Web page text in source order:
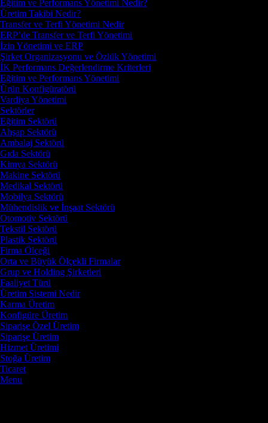
Eğitim ve Performans Yönetimi Nedir?
Üretim Takibi Nedir?
Transfer ve Terfi Yönetimi Nedir
ERP’de Transfer ve Terfi Yönetimi
İzin Yönetimi ve ERP
Şirket Organizasyonu ve Özlük Yönetimi
İK Performans Değerlendirme Kriterleri
Eğitim ve Performans Yönetimi
Ürün Konfigüratörü
Vardiya Yönetimi
Sektörler
Eğitim Sektörü
Ahşap Sektörü
Ambalaj Sektörü
Gıda Sektörü
Kimya Sektörü
Makine Sektörü
Medikal Sektörü
Mobilya Sektörü
Mühendislik ve İnşaat Sektörü
Otomotiv Sektörü
Tekstil Sektörü
Plastik Sektörü
Firma Ölçeği
Orta ve Büyük Ölçekli Firmalar
Grup ve Holding Şirketleri
Faaliyet Türü
Üretim Sistemi Nedir
Karma Üretim
Konfigüre Üretim
Siparişe Özel Üretim
Siparişe Üretim
Hizmet Üretimi
Stoğa Üretim
Ticaret
Menu